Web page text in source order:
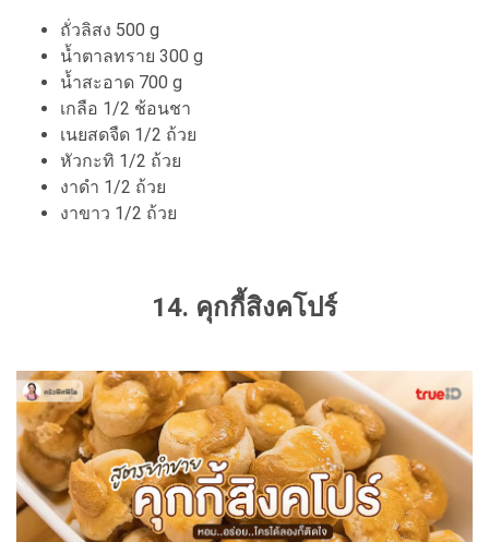
ถั่วลิสง 500 g
น้ำตาลทราย 300 g
น้ำสะอาด 700 g
เกลือ 1/2 ช้อนชา
เนยสดจืด 1/2 ถ้วย
หัวกะทิ 1/2 ถ้วย
งาดำ 1/2 ถ้วย
งาขาว 1/2 ถ้วย
14. คุกกี้สิงคโปร์